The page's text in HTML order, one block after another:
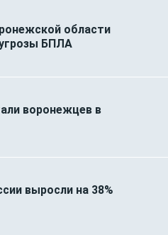
области
БПЛА
воронежцев в
выросли на 38%